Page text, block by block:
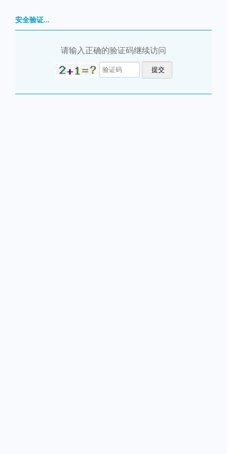
安全验证...
请输入正确的验证码继续访问